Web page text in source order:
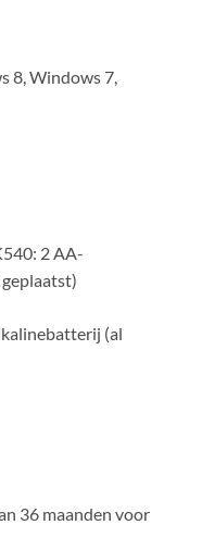
8, Windows 7,
2 AA-
(al
36 maanden voor